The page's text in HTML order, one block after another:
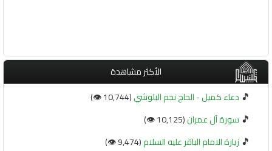
الأكثر مشاهدة
🎵 دعاء كميل - الحاج نجم البلوشي(10,744 👁️)
🎵 سورة آل عمران(10,125 👁️)
🎵 زيارة الامام الباقر عليه السلام(9,474 👁️)